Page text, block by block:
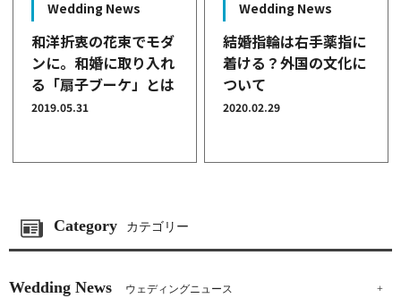
Wedding News
和洋折衷の花束でモダ
ンに。和婚に取り入れ
る「扇子ブーケ」とは
2019.05.31
Wedding News
結婚指輪は右手薬指に
着ける？外国の文化に
ついて
2020.02.29
Category カテゴリー
Wedding News ウェディングニュース +